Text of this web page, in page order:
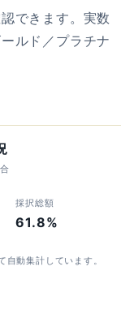
できます。実数
ルド／プラチナ
採択総額
61.8%
動集計しています。